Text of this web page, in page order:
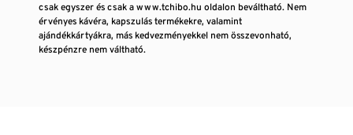
csak egyszer és csak a www.tchibo.hu oldalon beváltható. Nem
érvényes kávéra, kapszulás termékekre, valamint
ajándékkártyákra, más kedvezményekkel nem összevonható,
készpénzre nem váltható.